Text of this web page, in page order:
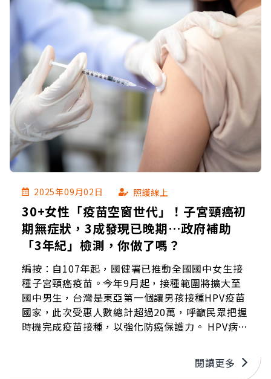
2025年09月02日 照護線上
30+女性「疫苗空窗世代」！子宮頸癌初
期無症狀，3成發現已晚期…政府補助
「3年紀」檢測，你做了嗎？
編按：自107年起，國健署已推動全國國中女生接
種子宮頸癌疫苗。今年9月起，接種範圍將擴大至
國中男生，台灣是東亞第一個讓男孩接種HPV疫苗
國家，此次受惠人數總計超過20萬，呼籲民眾把握
時機完成疫苗接種，以強化防癌保護力。 HPV病毒
癌、外生殖器癌及肛門癌，因此男女接種都能提供
閱讀更多